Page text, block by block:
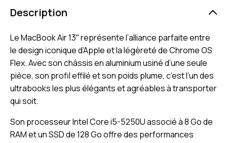
Description
Le MacBook Air 13″ représente l’alliance parfaite entre
le design iconique d’Apple et la légèreté de Chrome OS
Flex. Avec son châssis en aluminium usiné d’une seule
pièce, son profil effilé et son poids plume, c’est l’un des
ultrabooks les plus élégants et agréables à transporter
qui soit.
Son processeur Intel Core i5-5250U associé à 8 Go de
RAM et un SSD de 128 Go offre des performances